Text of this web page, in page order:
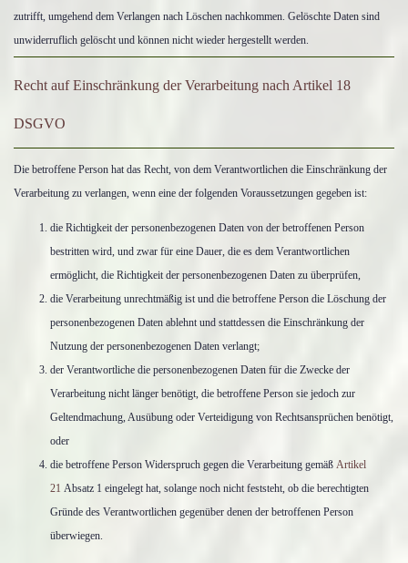
zutrifft, umgehend dem Verlangen nach Löschen nachkommen. Gelöschte Daten sind
unwiderruflich gelöscht und können nicht wieder hergestellt werden.
Recht auf Einschränkung der Verarbeitung nach Artikel 18
DSGVO
Die betroffene Person hat das Recht, von dem Verantwortlichen die Einschränkung der
Verarbeitung zu verlangen, wenn eine der folgenden Voraussetzungen gegeben ist:
die Richtigkeit der personenbezogenen Daten von der betroffenen Person
bestritten wird, und zwar für eine Dauer, die es dem Verantwortlichen
ermöglicht, die Richtigkeit der personenbezogenen Daten zu überprüfen,
die Verarbeitung unrechtmäßig ist und die betroffene Person die Löschung der
personenbezogenen Daten ablehnt und stattdessen die Einschränkung der
Nutzung der personenbezogenen Daten verlangt;
der Verantwortliche die personenbezogenen Daten für die Zwecke der
Verarbeitung nicht länger benötigt, die betroffene Person sie jedoch zur
Geltendmachung, Ausübung oder Verteidigung von Rechtsansprüchen benötigt,
oder
die betroffene Person Widerspruch gegen die Verarbeitung gemäß Artikel
21 Absatz 1 eingelegt hat, solange noch nicht feststeht, ob die berechtigten
Gründe des Verantwortlichen gegenüber denen der betroffenen Person
überwiegen.